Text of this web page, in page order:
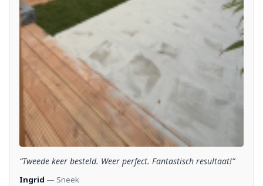
“Tweede keer besteld. Weer perfect. Fantastisch resultaat!”
Ingrid — Sneek